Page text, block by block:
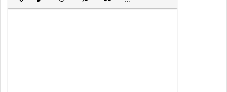
Вставить ссылку
Вставить защищенную ссылку
Вставить смайлик
Вставка скрытого текста
Вставка цитаты
Вставка спойлера